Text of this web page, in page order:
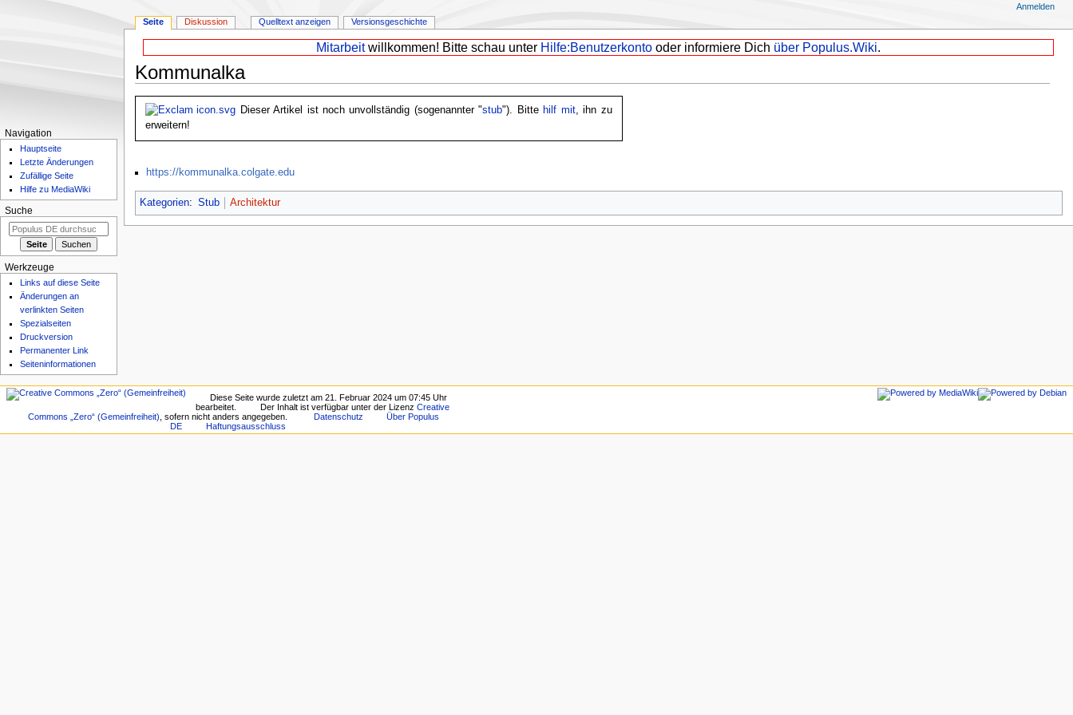
Mitarbeitwillkommen! Bitte schau unter Hilfe:Benutzerkonto oder informiere Dich über Populus.Wiki.
Kommunalka
Zur
Navigation
Zur
Suche
Dieser Artikel ist noch unvollständig (sogenannter "stub"). Bitte hilf mit, ihn zu
erweitern!
https://kommunalka.colgate.edu
Kategorien: Stub Architektur
Seite Diskussion Quelltext anzeigen Versionsgeschichte
Anmelden
Navigation
Hauptseite
Letzte Änderungen
Zufällige Seite
Hilfe zu MediaWiki
Suche
Werkzeuge
Links auf diese Seite
Änderungen an
verlinkten Seiten
Spezialseiten
Druckversion
Permanenter Link
Seiten­­informationen
Diese Seite wurde zuletzt am 21. Februar 2024 um 07:45 Uhr
bearbeitet.
Der Inhalt ist verfügbar unter der Lizenz Creative
Commons „Zero“ (Gemeinfreiheit) , sofern nicht anders angegeben. Datenschutz
Über Populus
DE
Haftungsausschluss